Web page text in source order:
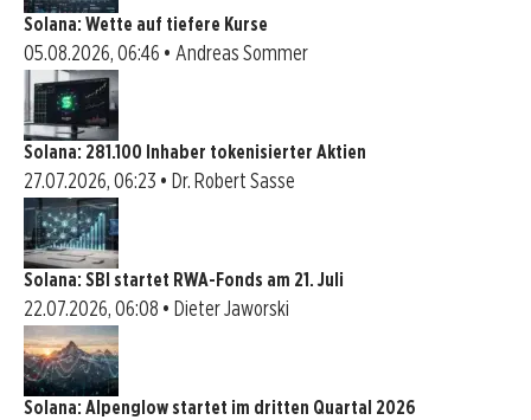
Solana: Wette auf tiefere Kurse
05.08.2026, 06:46 • Andreas Sommer
Solana: 281.100 Inhaber tokenisierter Aktien
27.07.2026, 06:23 • Dr. Robert Sasse
Solana: SBI startet RWA-Fonds am 21. Juli
22.07.2026, 06:08 • Dieter Jaworski
Solana: Alpenglow startet im dritten Quartal 2026